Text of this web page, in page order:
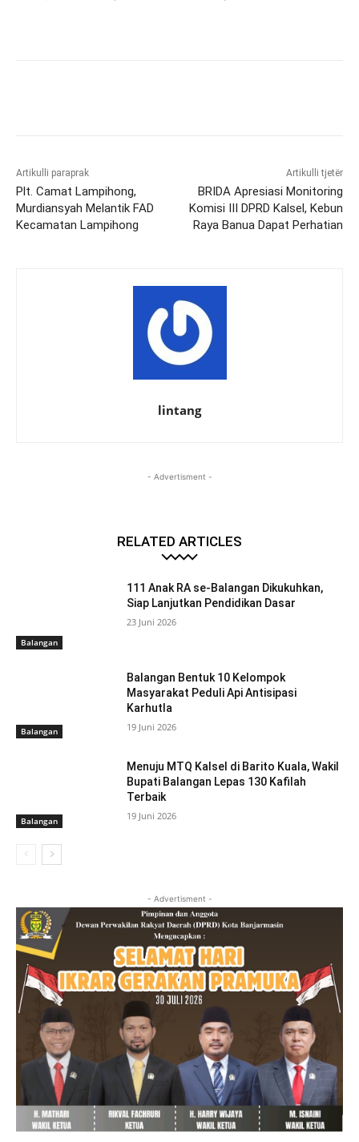
Artikulli paraprak
Plt. Camat Lampihong,
Murdiansyah Melantik FAD
Kecamatan Lampihong
Artikulli tjetër
BRIDA Apresiasi Monitoring
Komisi III DPRD Kalsel, Kebun
Raya Banua Dapat Perhatian
lintang
- Advertisment -
RELATED ARTICLES
Balangan
111 Anak RA se-Balangan Dikukuhkan,
Siap Lanjutkan Pendidikan Dasar
23 Juni 2026
Balangan
Balangan Bentuk 10 Kelompok
Masyarakat Peduli Api Antisipasi
Karhutla
19 Juni 2026
Balangan
Menuju MTQ Kalsel di Barito Kuala, Wakil
Bupati Balangan Lepas 130 Kafilah
Terbaik
19 Juni 2026
- Advertisment -